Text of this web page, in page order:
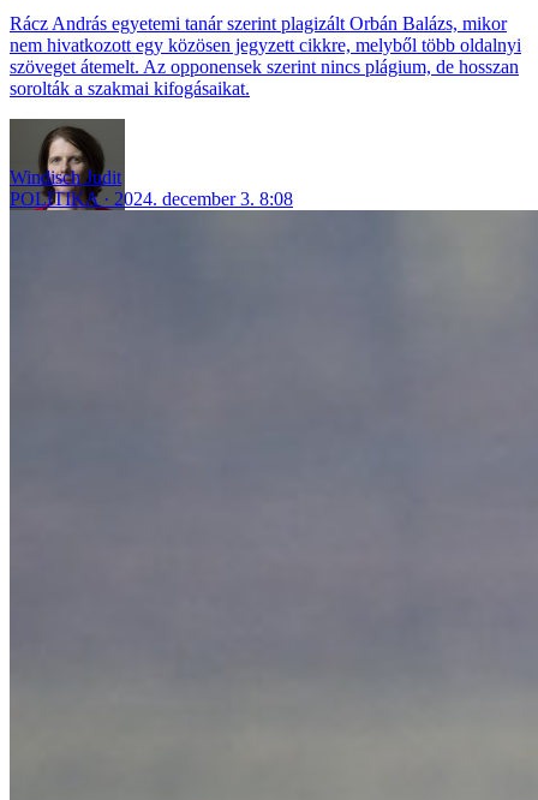
Rácz András egyetemi tanár szerint plagizált Orbán Balázs, mikor
nem hivatkozott egy közösen jegyzett cikkre, melyből több oldalnyi
szöveget átemelt. Az opponensek szerint nincs plágium, de hosszan
sorolták a szakmai kifogásaikat.
Windisch Judit
POLITIKA
2024. december 3. 8:08